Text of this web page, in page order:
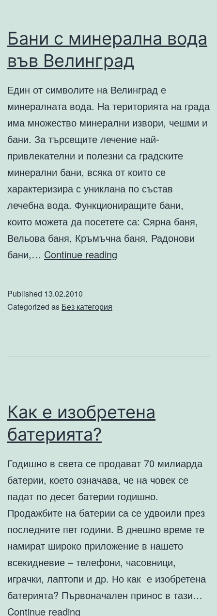
неговото
безрасъдство.
Бани с минерална вода
във Велинград
Един от символите на Велинград е
минералната вода. На територията на града
има множество минерални извори, чешми и
бани. За търсещите лечение най-
привлекателни и полезни са градските
минерални бани, всяка от които се
характеризира с униклана по състав
лечебна вода. Функциониращите бани,
които можета да посетете са: Сярна баня,
Вельова баня, Кръмъчна баня, Радонови
бани,… Continue reading
Published 13.02.2010
Categorized as Без категория
Как е изобретена
батерията?
Годишно в света се продават 70 милиарда
батерии, което означава, че на човек се
падат по десет батерии годишно.
Продажбите на батерии са се удвоили през
последните пет години. В днешно време те
намират широко приложение в нашето
всекидневие – телефони, часовници,
играчки, лаптопи и др. Но как е изобретена
батерията? Първоначален принос в тази…
Continue reading